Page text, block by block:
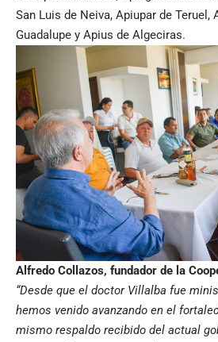
San Luis de Neiva, Apiupar de Teruel,
Guadalupe y Apius de Algeciras.
Alfredo Collazos, fundador de la
“Desde que el doctor Villalba fue
hemos venido avanzando en el
mismo respaldo recibido del actual